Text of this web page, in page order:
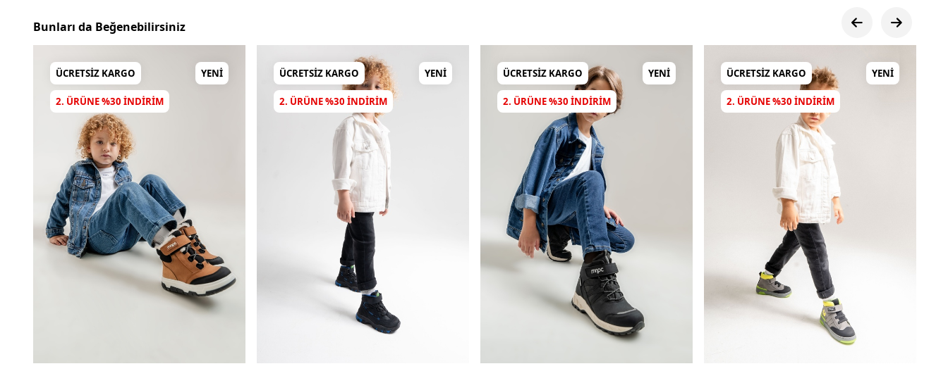
Bunları da Beğenebilirsiniz
ÜCRETSIZ KARGO YENI
2. ÜRÜNE %30 INDIRIM
ÜCRETSIZ KARGO YENI
2. ÜRÜNE %30 INDIRIM
ÜCRETSIZ KARGO YENI
2. ÜRÜNE %30 INDIRIM
ÜCRETSIZ KARGO YENI
2. ÜRÜNE %30 INDIRIM